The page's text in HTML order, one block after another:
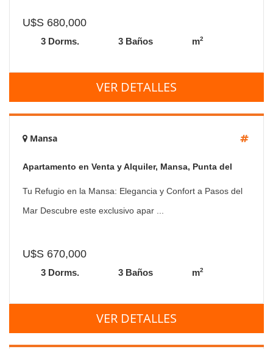
U$S 680,000
3 Dorms. 3 Baños m2
VER DETALLES
Mansa
Apartamento en Venta y Alquiler, Mansa, Punta del
Este, 3 Dormitorios.
Tu Refugio en la Mansa: Elegancia y Confort a Pasos del
Mar Descubre este exclusivo apar ...
U$S 670,000
3 Dorms. 3 Baños m2
VER DETALLES